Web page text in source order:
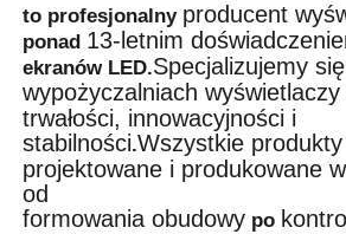
to profesjonalny producent
ponad 13-letnim
ekranów LED.Specjalizujemy
wypożyczalniach wyświetlaczy
trwałości, innowacyjności i
stabilności.Wszystkie
projektowane i produkowane
od
formowania obudowy po